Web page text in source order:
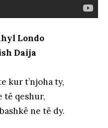
Londo
Daija
kur t’njoha ty,
të qeshur,
ne të dy.